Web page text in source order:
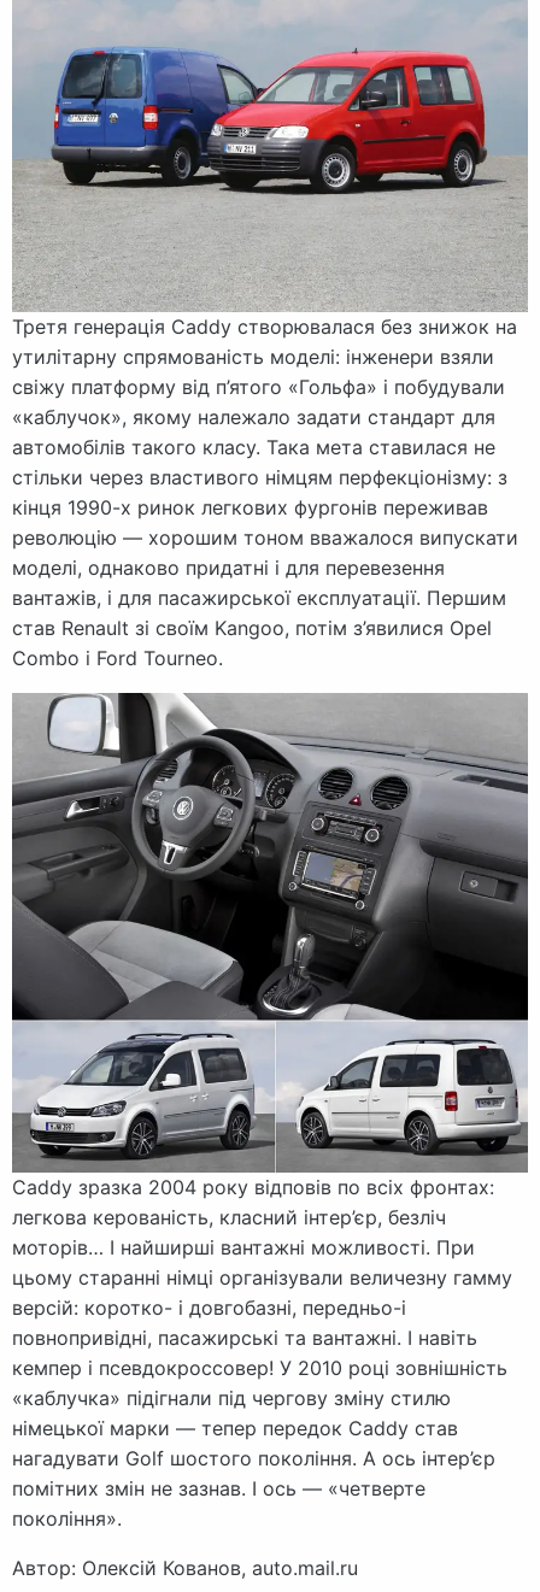
Третя генерація Caddy створювалася без знижок на
утилітарну спрямованість моделі: інженери взяли
свіжу платформу від п’ятого «Гольфа» і побудували
«каблучок», якому належало задати стандарт для
автомобілів такого класу. Така мета ставилася не
стільки через властивого німцям перфекціонізму: з
кінця 1990-х ринок легкових фургонів переживав
революцію — хорошим тоном вважалося випускати
моделі, однаково придатні і для перевезення
вантажів, і для пасажирської експлуатації. Першим
став Renault зі своїм Kangoo, потім з’явилися Opel
Combo і Ford Tourneo.
Caddy зразка 2004 року відповів по всіх фронтах:
легкова керованість, класний інтер’єр, безліч
моторів… І найширші вантажні можливості. При
цьому старанні німці організували величезну гамму
версій: коротко- і довгобазні, передньо-і
повнопривідні, пасажирські та вантажні. І навіть
кемпер і псевдокроссовер! У 2010 році зовнішність
«каблучка» підігнали під чергову зміну стилю
німецької марки — тепер передок Caddy став
нагадувати Golf шостого покоління. А ось інтер’єр
помітних змін не зазнав. І ось — «четверте
покоління».
Автор: Олексій Кованов, auto.mail.ru